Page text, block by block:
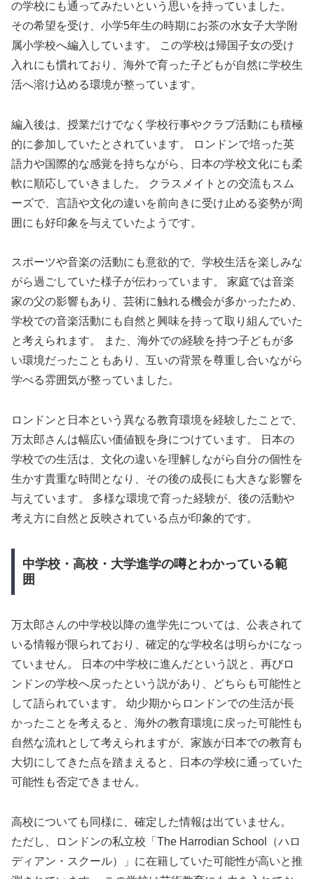
の学校にも通ってみたいという思いを持っていました。
その希望を受け、小学5年生の時期にお茶の水女子大学附
属小学校へ編入しています。 この学校は帰国子女の受け
入れにも慣れており、海外で育った子どもが自然に学校生
活へ溶け込める環境が整っています。
編入後は、授業だけでなく学校行事やクラブ活動にも積極
的に参加していたとされています。 ロンドンで培った英
語力や国際的な感覚を持ちながら、日本の学校文化にも柔
軟に順応していきました。 クラスメイトとの交流もスム
ーズで、言語や文化の違いを前向きに受け止める姿勢が周
囲にも好印象を与えていたようです。
スポーツや音楽の活動にも意欲的で、学校生活を楽しみな
がら過ごしていた様子が伝わっています。 家庭では音楽
家の父の影響もあり、芸術に触れる機会が多かったため、
学校での音楽活動にも自然と興味を持って取り組んでいた
と考えられます。 また、海外での経験を持つ子どもが多
い環境だったこともあり、互いの背景を尊重し合いながら
学べる雰囲気が整っていました。
ロンドンと日本という異なる教育環境を経験したことで、
万太郎さんは幅広い価値観を身につけています。 日本の
学校での生活は、文化の違いを理解しながら自分の個性を
生かす貴重な時間となり、その後の成長にも大きな影響を
与えています。 多様な環境で育った経験が、後の活動や
考え方に自然と反映されている点が印象的です。
中学校・高校・大学進学の噂とわかっている範
囲
万太郎さんの中学校以降の進学先については、公表されて
いる情報が限られており、確定的な学校名は明らかになっ
ていません。 日本の中学校に進んだという説と、再びロ
ンドンの学校へ戻ったという説があり、どちらも可能性と
して語られています。 幼少期からロンドンでの生活が長
かったことを考えると、海外の教育環境に戻った可能性も
自然な流れとして考えられますが、家族が日本での教育も
大切にしてきた点を踏まえると、日本の学校に通っていた
可能性も否定できません。
高校についても同様に、確定した情報は出ていません。
ただし、ロンドンの私立校「The Harrodian School（ハロ
ディアン・スクール）」に在籍していた可能性が高いと推